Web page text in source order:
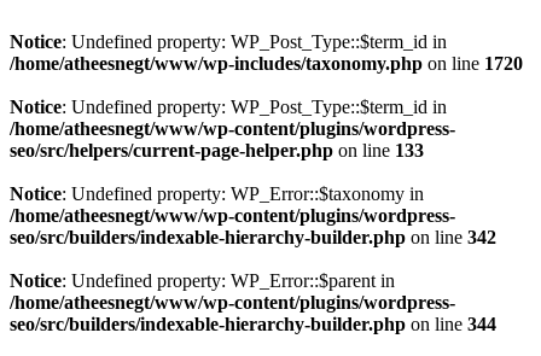
Notice: Undefined property: WP_Post_Type::$term_id in
/home/atheesnegt/www/wp-includes/taxonomy.php on line 1720
Notice: Undefined property: WP_Post_Type::$term_id in
/home/atheesnegt/www/wp-content/plugins/wordpress-
seo/src/helpers/current-page-helper.php on line 133
Notice: Undefined property: WP_Error::$taxonomy in
/home/atheesnegt/www/wp-content/plugins/wordpress-
seo/src/builders/indexable-hierarchy-builder.php on line 342
Notice: Undefined property: WP_Error::$parent in
/home/atheesnegt/www/wp-content/plugins/wordpress-
seo/src/builders/indexable-hierarchy-builder.php on line 344